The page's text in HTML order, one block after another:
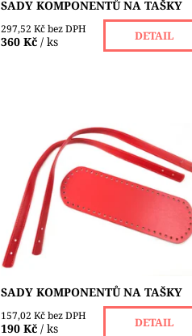
SADY KOMPONENTŮ NA TAŠKY
297,52 Kč bez DPH
360 Kč / ks DETAIL
Sady komponentů z eko kůže, různé
barvy. Složení: 2x ucho - délka 60
cm, šířka 2 cm 1 dno - délka 30 cm,
šířka 10 cm
Dostupnost:
Skladem 2 ks
SADY KOMPONENTŮ NA TAŠKY
157,02 Kč bez DPH
190 Kč / ks DETAIL